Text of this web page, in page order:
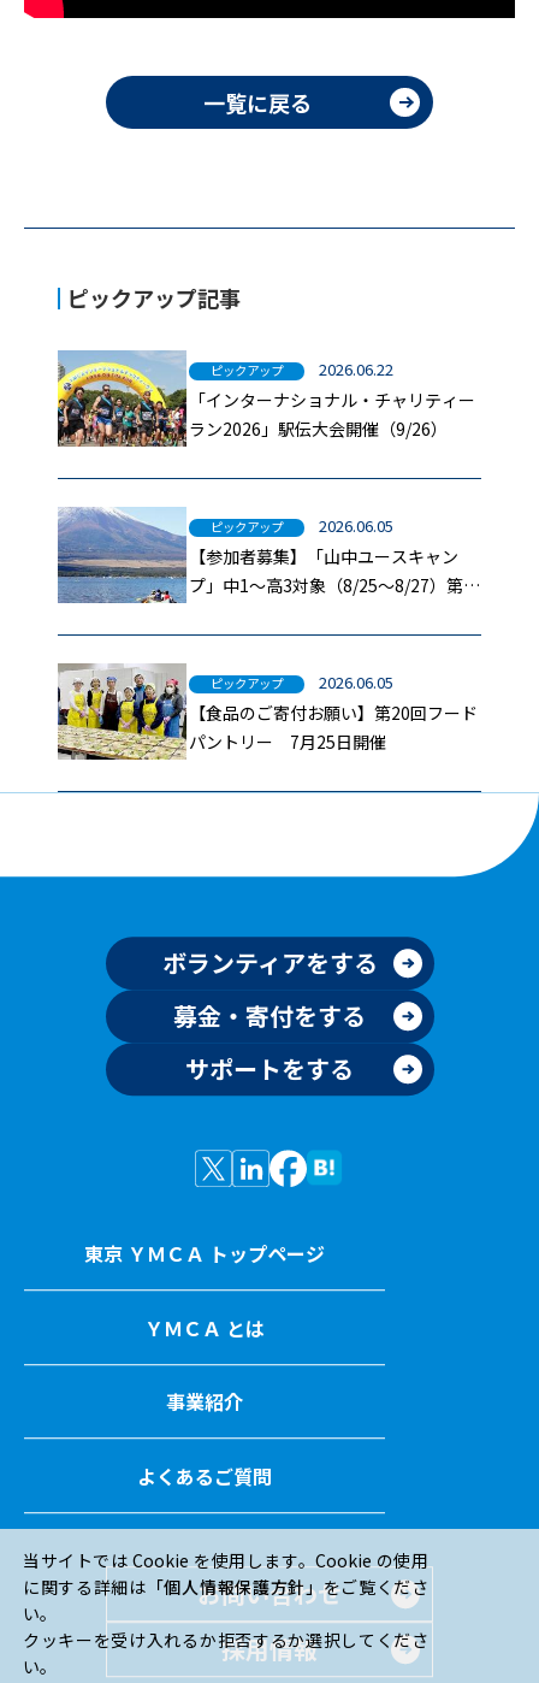
一覧に戻る
ピックアップ記事
ピックアップ 2026.06.22
「インターナショナル・チャリティー
ラン2026」駅伝大会開催（9/26）
ピックアップ 2026.06.05
【参加者募集】「山中ユースキャン
プ」中1～高3対象（8/25～8/27）第二
ピックアップ 2026.06.05
【食品のご寄付お願い】第20回フード
パントリー 7月25日開催
ボランティアをする
募金・寄付をする
サポートをする
東京 ＹＭＣＡ トップページ
ＹＭＣＡ とは
事業紹介
よくあるご質問
お問い合わせ
採用情報
当サイトでは Cookie を使用します。Cookie の使用
に関する詳細は 「個人情報保護方針」をご覧くださ
い。
クッキーを受け入れるか拒否するか選択してくださ
い。